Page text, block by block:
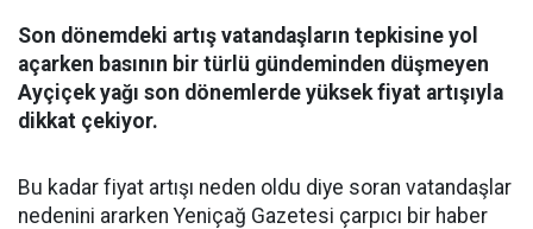
Son dönemdeki artış vatandaşların tepkisine yol
açarken basının bir türlü gündeminden düşmeyen
Ayçiçek yağı son dönemlerde yüksek fiyat artışıyla
dikkat çekiyor.
Bu kadar fiyat artışı neden oldu diye soran vatandaşlar
nedenini ararken Yeniçağ Gazetesi çarpıcı bir haber